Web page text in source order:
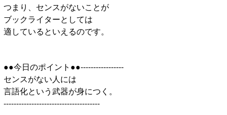
つまり、センスがないことが
ブックライターとしては
適しているといえるのです。
●●今日のポイント●●-----------------
センスがない人には
言語化という武器が身につく。
--------------------------------------